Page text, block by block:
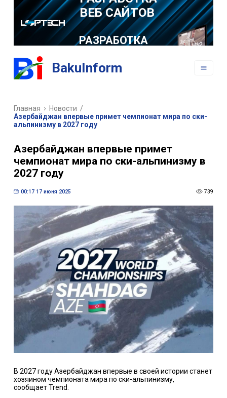
РАЗРАБОТКА
МОБИЛЬНЫХ
ПРИЛОЖЕНИЙ
BakuInform
Главная Новости /
Азербайджан впервые примет чемпионат мира по ски-
альпинизму в 2027 году
Азербайджан впервые примет
чемпионат мира по ски-альпинизму в
2027 году
00:17 17 июня 2025 739
В 2027 году Азербайджан впервые в своей истории станет
хозяином чемпионата мира по ски-альпинизму,
сообщает Trend.